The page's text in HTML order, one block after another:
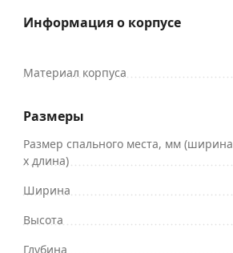
Информация о корпусе
Материал корпуса
Размеры
Размер спального места, мм (ширина
х длина)
Ширина
Высота
Глубина